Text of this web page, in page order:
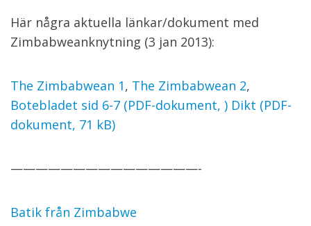
Här några aktuella länkar/dokument med
Zimbabweanknytning (3 jan 2013):
The Zimbabwean 1, The Zimbabwean 2,
Botebladet sid 6-7 (PDF-dokument, ) Dikt (PDF-
dokument, 71 kB)
———————————————-
Batik från Zimbabwe